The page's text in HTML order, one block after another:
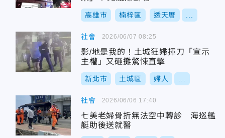
高雄市 楠梓區 透天厝
社會
影/地是我的！土城狂婦揮刀「宣示
主權」又砸攤驚悚直擊
新北市 土城區 婦人
2026/06/07 08:25
社會
七美老婦骨折無法空中轉診 海巡艦
艇助後送就醫
2026/06/06 17:40